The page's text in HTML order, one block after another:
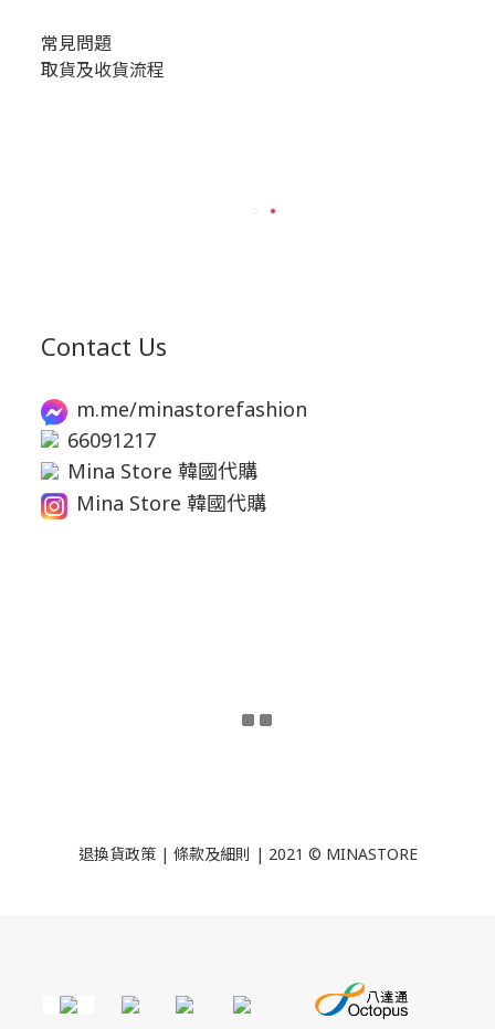
常見問題
取貨及收貨流程
Contact Us
m.me/minastorefashion
66091217
Mina Store 韓國代購
Mina Store 韓國代購
退換貨政策| 條款及細則 | 2021 © MINASTORE